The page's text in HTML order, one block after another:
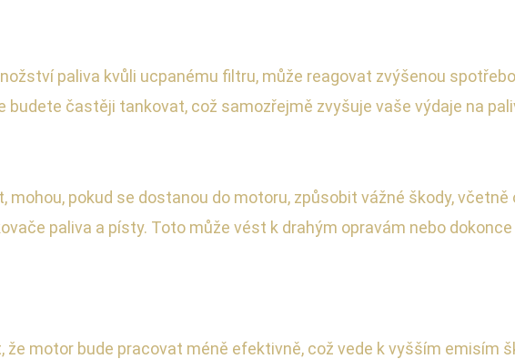
paliva kvůli ucpanému filtru, může reagovat zvýšenou
budete častěji tankovat, což samozřejmě zvyšuje vaše výdaje na
pokud se dostanou do motoru, způsobit vážné škody,
paliva a písty. Toto může vést k drahým opravám nebo
že motor bude pracovat méně efektivně, což vede k vyšším emisím